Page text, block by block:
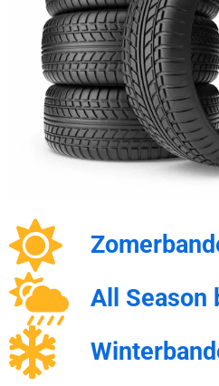
All Season